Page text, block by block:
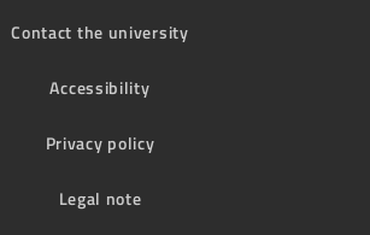
Contact the university
Accessibility
Privacy policy
Legal note